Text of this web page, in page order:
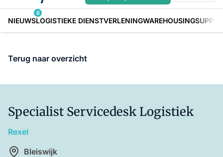
NIEUWS
6
LOGISTIEKE DIENSTVERLENINGWAREHOUSING
Terug naar overzicht
Specialist Servicedesk Logistiek
Rexel
Bleiswijk